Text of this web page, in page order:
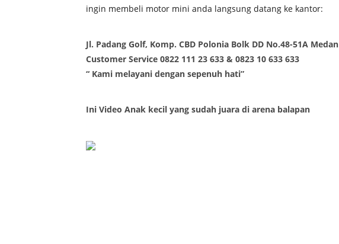
ingin membeli motor mini anda langsung datang ke kantor:
Jl. Padang Golf, Komp. CBD Polonia Bolk DD No.48-51A Medan
Customer Service 0822 111 23 633 & 0823 10 633 633
“ Kami melayani dengan sepenuh hati”
Ini Video Anak kecil yang sudah juara di arena balapan